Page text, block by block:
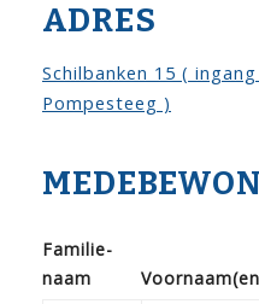
ADRES
Schilbanken 15 (
Pompesteeg )
Familie­
naam